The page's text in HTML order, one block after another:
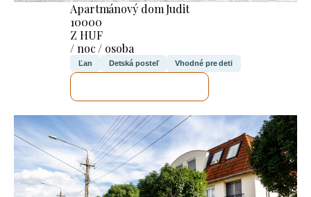
Apartmánový dom Judit
10000
Z HUF
/ noc / osoba
Ľan Detská posteľ Vhodné pre deti